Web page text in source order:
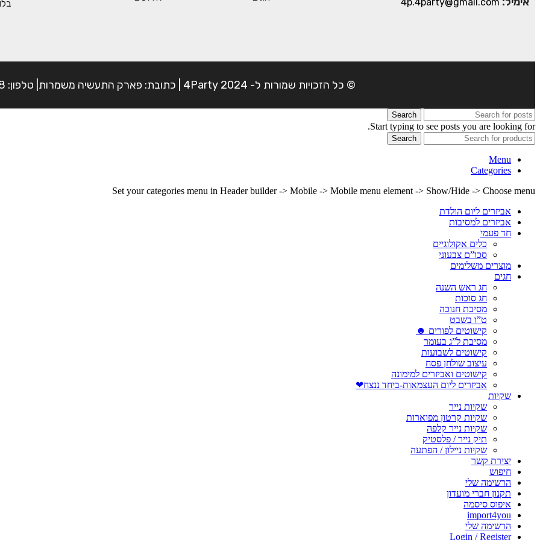
© כל הזכויות שמורות ל- 4Party 2024 | כתובת: פארק התעשיה משמרות| טלפון: 054-7225898
Search
Start typing to see posts you are looking for.
Search
Menu
Categories
Set your categories menu in Header builder -> Mobile -> Mobile menu element -> Show/Hide -> Choose menu
אביזרים ליום הולדת
אביזרים למסיבות
חד פעמי
כלים אקולוגיים
סכו”ם צבעוני
מוצרים משלימים
חגים
חג ראש השנה
חג סוכות
מסיבת חנוכה
ט”ו בשבט
קישוטים לפורים ☻
מסיבת ל”ג בעומר
קישוטים לשבועות
עיצוב שולחן פסח
קישוטים ואביזרים למימונה
אביזרים ליום העצמאות-ביחד ננצח❤
שקיות
שקיות נייר
שקיות קרטון מפוארות
שקיות נייר קלפה
תיק נייר / פלסטיק
שקיות ניילון / הפתעה
יצירת קשר
חיפוש
הרשימה שלי
תקנון חברי מועדון
איפוס סיסמה
import4you
הרשימה שלי
Login / Register